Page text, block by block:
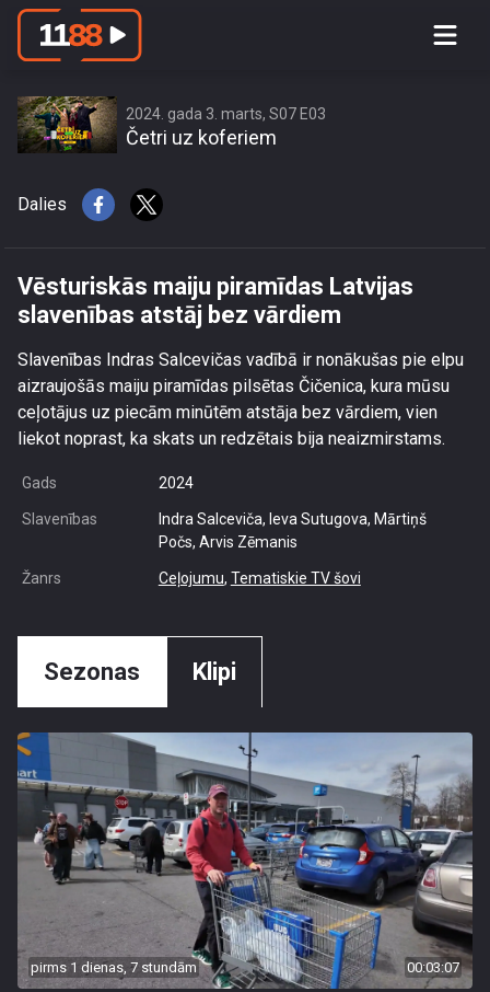
Vēsturiskās maiju piramīdas Latvijas
2024. gada 3. marts, S07 E03
Četri uz koferiem
Dalies
Vēsturiskās maiju piramīdas Latvijas
slavenības atstāj bez vārdiem
Slavenības Indras Salcevičas vadībā ir nonākušas pie elpu
aizraujošās maiju piramīdas pilsētas Čičenica, kura mūsu
ceļotājus uz piecām minūtēm atstāja bez vārdiem, vien
liekot noprast, ka skats un redzētais bija neaizmirstams.
Gads 2024
Slavenības
Indra Salceviča, Ieva Sutugova, Mārtiņš
Počs, Arvis Zēmanis
Žanrs Ceļojumu, Tematiskie TV šovi
Sezonas Klipi
pirms 1 dienas, 7 stundām 00:03:07